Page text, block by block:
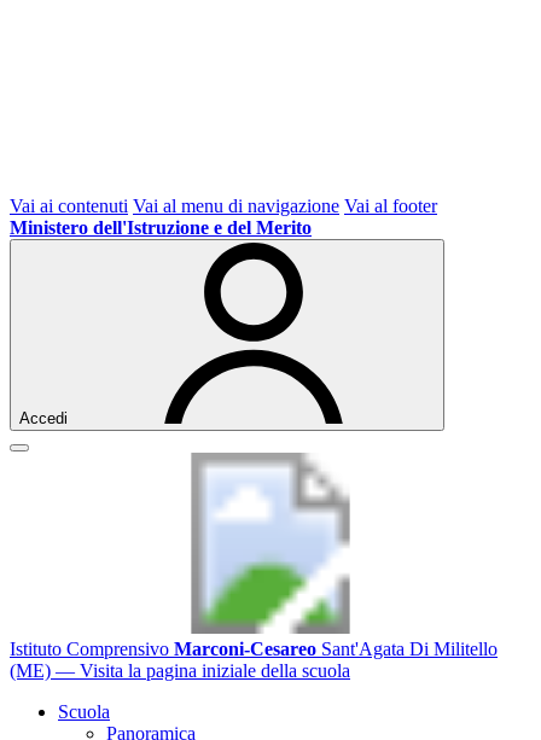
Vai ai contenuti Vai al menu di navigazione Vai al footer
Ministero dell'Istruzione e del Merito
Accedi
Istituto Comprensivo Marconi-Cesareo Sant'Agata Di Militello
(ME) — Visita la pagina iniziale della scuola
Scuola
Panoramica